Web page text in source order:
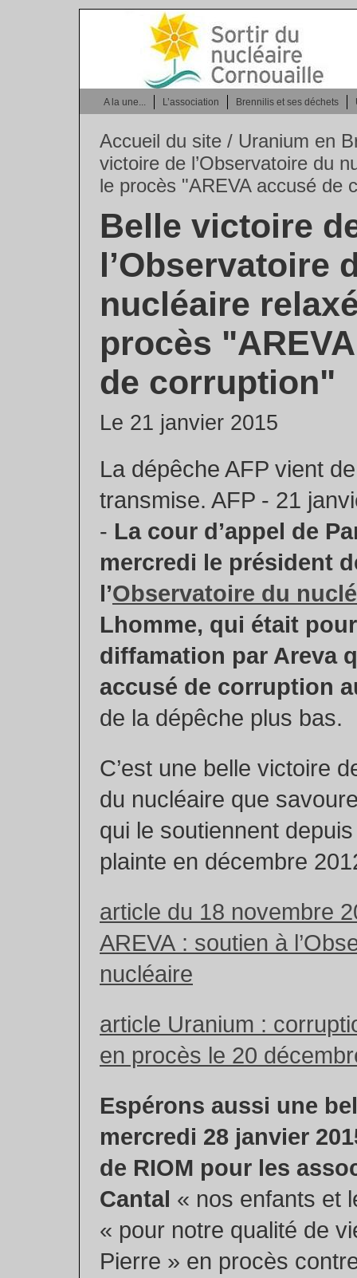
A la une... L’association Brennilis et ses déchets
Accueil du site / Uranium en
victoire de l’Observatoire du
le procès "AREVA accusé de
Belle victoire
l’Observatoire
nucléaire
procès
de corruption"
Le 21 janvier 2015
La dépêche AFP vient
transmise. AFP - 21
- La cour d’appel de
mercredi le président
l’Observatoire du
Lhomme, qui était
diffamation par Areva
accusé de corruption
de la dépêche plus bas.
C’est une belle victoire
du nucléaire que
qui le soutiennent
plainte en décembre
article du 18 novembre
AREVA : soutien à
nucléaire
article Uranium :
en procès le 20
Espérons aussi une
mercredi 28 janvier
de RIOM pour les
Cantal « nos enfants et
« pour notre qualité de
Pierre » en procès